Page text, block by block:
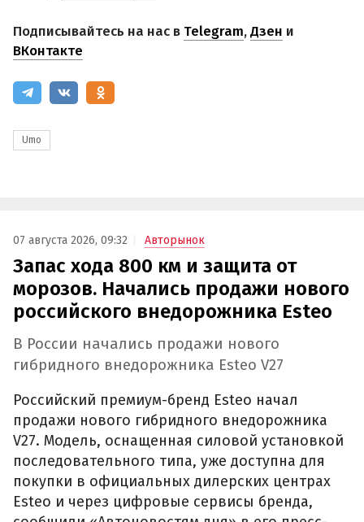
Подписывайтесь на нас в Telegram,Дзен и
ВКонтакте
Umo
07 августа 2026, 09:32 Авторынок
Запас хода 800 км и защита от
морозов. Начались продажи нового
российского внедорожника Esteo
В России начались продажи нового
гибридного внедорожника Esteo V27
Российский премиум-бренд Esteo начал
продажи нового гибридного внедорожника
V27. Модель, оснащенная силовой установкой
последовательного типа, уже доступна для
покупки в официальных дилерских центрах
Esteo и через цифровые сервисы бренда,